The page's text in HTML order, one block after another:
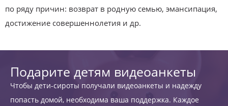
по ряду причин: возврат в родную семью, эмансипация,
достижение совершеннолетия и др.
Подарите детям видеоанкеты
Чтобы дети-сироты получали видеоанкеты и надежду
попасть домой, необходима ваша поддержка. Каждое